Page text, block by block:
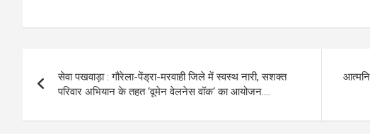
ce
o
o
k
se
g
er
at
A
p
p
e
a
m
ail py
n
k
ar
navigation
सेवा पखवाड़ा : गौरेला-पेंड्रा-मरवाही जिले में स्वस्थ नारी, सशक्त
परिवार अभियान के तहत ‘वूमेन वेलनेस वॉक‘ का आयोजन….